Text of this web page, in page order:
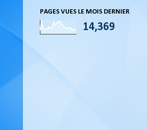
PAGES VUES LE MOIS DERNIER
14,369